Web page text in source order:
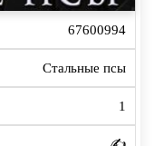
67600994
Стальные псы
1